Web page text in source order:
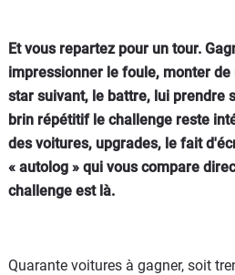
Et vous repartez pour un tour.
impressionner le foule, monter
star suivant, le battre, lui prendre
brin répétitif le challenge reste
des voitures, upgrades, le fait
« autolog » qui vous compare
challenge est là.
Quarante voitures à gagner, soit